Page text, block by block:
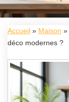
Accueil » Maison »
déco modernes ?